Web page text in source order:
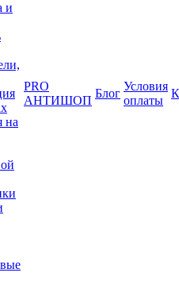
и
на
PRO
АНТИШОП
Блог
Условия
оплаты